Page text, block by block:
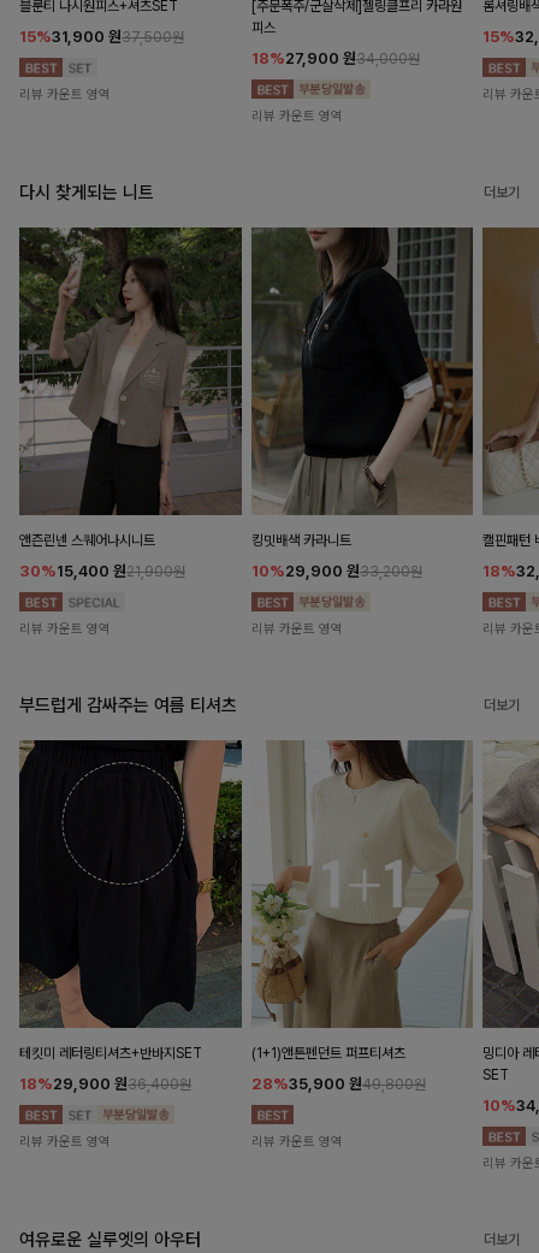
블룬티 나시원피스+셔츠SET
15%31,900 원37,500원
리뷰 카운트 영역
[주문폭주/군살삭제]젤링클프리 카라원
피스
18%27,900 원34,000원
리뷰 카운트 영역
롬셔링배
15%
리뷰 카운
다시 찾게되는 니트 더보기
앤즌린넨 스퀘어나시니트
30%15,400 원21,900원
리뷰 카운트 영역
킹밋배색 카라니트
10%29,900 원33,200원
리뷰 카운트 영역
캘핀패턴
18%
리뷰 카운
부드럽게 감싸주는 여름 티셔츠 더보기
테킷미 레터링티셔츠+반바지SET
18%29,900 원36,400원
리뷰 카운트 영역
(1+1)앤튼펜던트 퍼프티셔츠
28%35,900 원49,800원
리뷰 카운트 영역
밍디아 레
SET
10%
리뷰 카운
여유로운 실루엣의 아우터 더보기